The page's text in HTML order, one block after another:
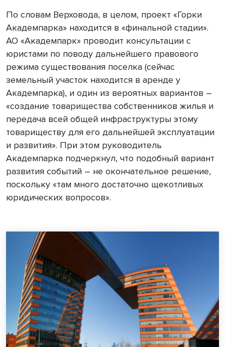
По словам Верховода, в целом, проект «Горки
Академпарка» находится в «финальной стадии».
АО «Академпарк» проводит консультации с
юристами по поводу дальнейшего правового
режима существования поселка (сейчас
земельный участок находится в аренде у
Академпарка), и один из вероятных вариантов –
«создание товарищества собственников жилья и
передача всей общей инфраструктуры этому
товариществу для его дальнейшей эксплуатации
и развития». При этом руководитель
Академпарка подчеркнул, что подобный вариант
развития событий – не окончательное решение,
поскольку «там много достаточно щекотливых
юридических вопросов».